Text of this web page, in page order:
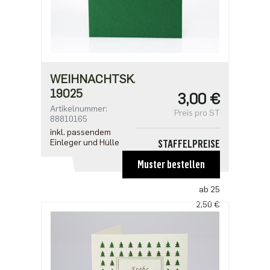
WEIHNACHTSKARTE
19025
Artikelnummer:
88810165
inkl. passendem
Einleger und Hülle
3,00 €
Preis pro ST
STAFFELPREISE
ab 1
ab 25
2,50 €
Muster bestellen